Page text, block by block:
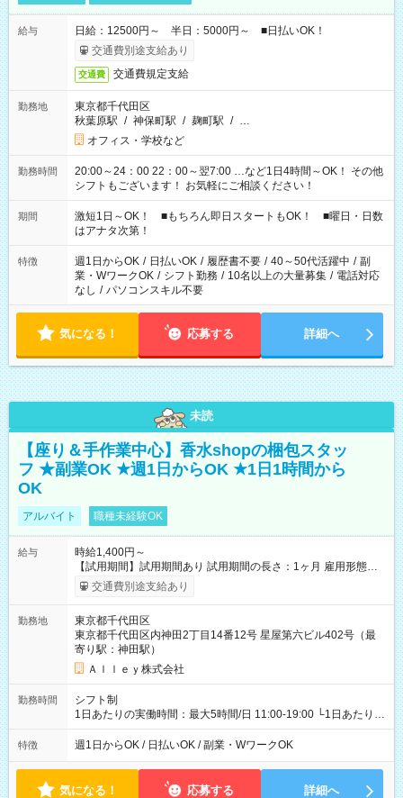
給与
日給：12500円～ 半日：5000円～ ■日払いOK！
交通費別途支給あり
交通費 交通費規定支給
勤務地
東京都千代田区
秋葉原駅 / 神保町駅 / 麹町駅 / …
オフィス・学校など
勤務時間
20:00～24：00 22：00～翌7:00 …など1日4時間～OK！ その他
シフトもございます！ お気軽にご相談ください！
期間
激短1日～OK！ ■もちろん即日スタートもOK！ ■曜日・日数
はアナタ次第！
特徴 週1日からOK / 日払いOK / 履歴書不要 / 40～50代活躍中 / 副
業・WワークOK / シフト勤務 / 10名以上の大量募集 / 電話対応
なし / パソコンスキル不要
気になる！ 応募する 詳細へ
未読
【座り＆手作業中心】香水shopの梱包スタッ
フ ★副業OK ★週1日からOK ★1日1時間から
OK
アルバイト 職種未経験OK
給与
時給1,400円～
【試用期間】試用期間あり 試用期間の長さ：1ヶ月 雇用形態、
給与は本採用時と同じです。
交通費別途支給あり
勤務地
東京都千代田区
東京都千代田区内神田2丁目14番12号 星屋第六ビル402号（最
寄り駅：神田駅）
Ａｌｌｅｙ株式会社
勤務時間
シフト制
1日あたりの実働時間：最大5時間/日 11:00-19:00 └1日あたりの
実働時間：1-5時間 └上記の時間帯内であれば、いつでも勤務可
能！ └平日・土曜日の中で、お好きな曜日でご勤務いただけま
18:00 などのように、自由な働き方が可能なお仕事です！
特徴 週1日からOK / 日払いOK / 副業・WワークOK
気になる！ 応募する 詳細へ